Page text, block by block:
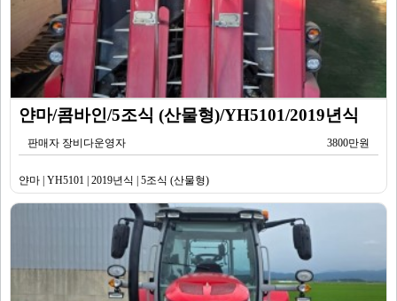
얀마/콤바인/5조식 (산물형)/YH5101/2019년식
판매자 장비다운영자 3800만원
얀마 | YH5101 | 2019년식 | 5조식 (산물형)